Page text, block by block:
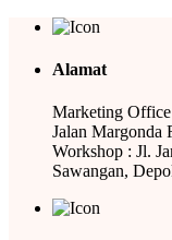
Alamat
Marketing
Jalan Margonda
Workshop : Jl.
Sawangan,